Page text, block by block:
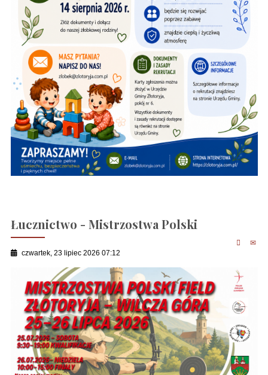
Łucznictwo - Mistrzostwa Polski
czwartek, 23 lipiec 2026 07:12